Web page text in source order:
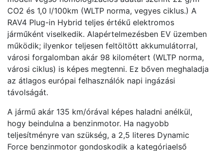
CO2 és 1,0 l/100km (WLTP norma, vegyes ciklus.) A
RAV4 Plug-in Hybrid teljes értékű elektromos
járműként viselkedik. Alapértelmezésben EV üzemben
működik; ilyenkor teljesen feltöltött akkumulátorral,
városi forgalomban akár 98 kilométert (WLTP norma,
városi ciklus) is képes megtenni. Ez bőven meghaladja
az átlagos európai felhasználók napi ingázási
távolságát.
A jármű akár 135 km/órával képes haladni anélkül,
hogy beindulna a benzinmotor. Ha nagyobb
teljesítményre van szükség, a 2,5 literes Dynamic
Force benzinmotor gondoskodik a kategóriaelső